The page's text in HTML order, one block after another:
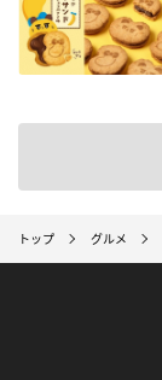
トップ グルメ